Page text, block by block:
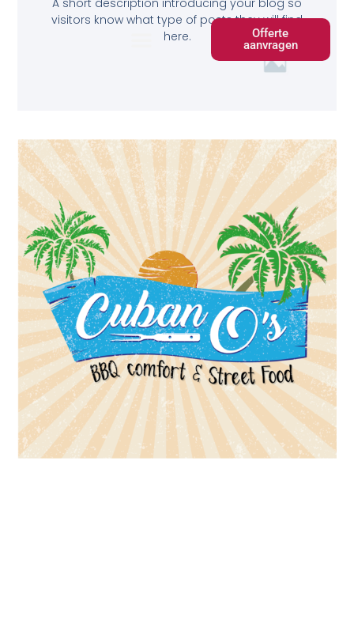
Offerte
aanvragen
visitors know what type of posts they will find
here.